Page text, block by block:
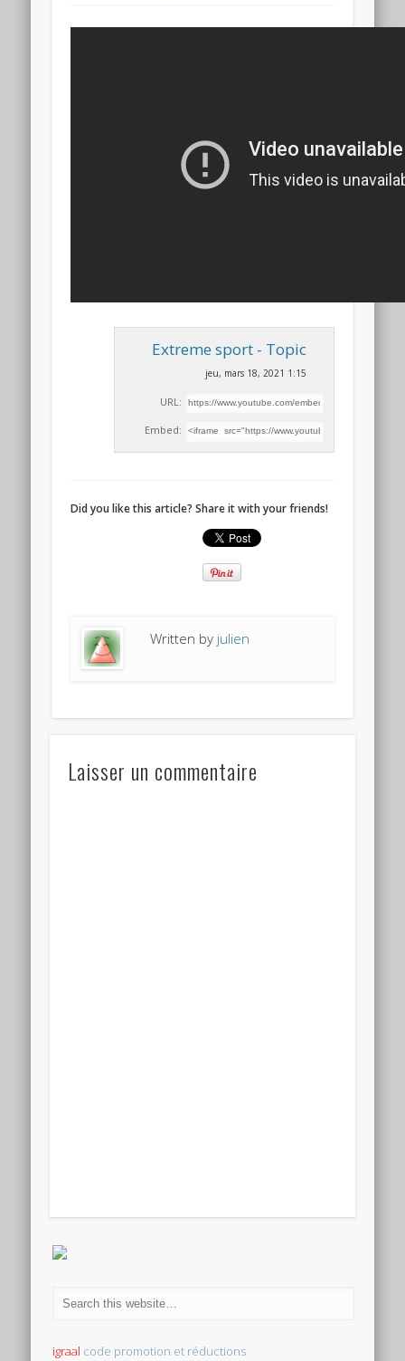
Extreme sport - Topic
jeu, mars 18, 2021 1:15
URL:
Embed:
Did you like this article? Share it with your friends!
Written by julien
Laisser un commentaire
igraal code promotion et réductions